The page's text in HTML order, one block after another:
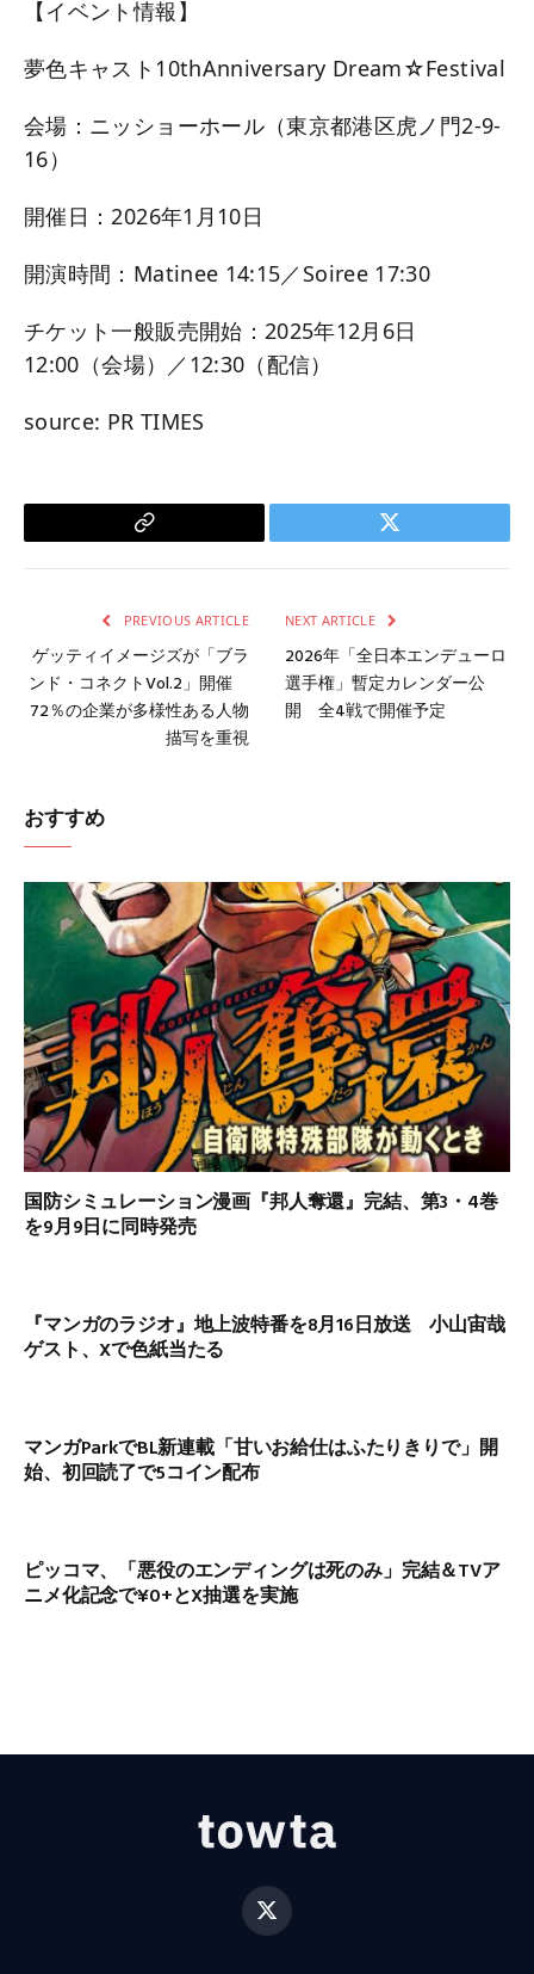
【イベント情報】
夢色キャスト10thAnniversary Dream☆Festival
会場：ニッショーホール（東京都港区虎ノ門2-9-
16）
開催日：2026年1月10日
開演時間：Matinee 14:15／Soiree 17:30
チケット一般販売開始：2025年12月6日
12:00（会場）／12:30（配信）
source: PR TIMES
Copy
Twitter
PREVIOUS ARTICLE
ゲッティイメージズが「ブラ
ンド・コネクトVol.2」開催
72％の企業が多様性ある人物
描写を重視
NEXT ARTICLE
2026年「全日本エンデューロ
選手権」暫定カレンダー公
開 全4戦で開催予定
おすすめ
国防シミュレーション漫画『邦人奪還』完結、第3・4巻
を9月9日に同時発売
『マンガのラジオ』地上波特番を8月16日放送 小山宙哉
ゲスト、Xで色紙当たる
マンガParkでBL新連載「甘いお給仕はふたりきりで」開
始、初回読了で5コイン配布
ピッコマ、「悪役のエンディングは死のみ」完結＆TVア
ニメ化記念で¥0+とX抽選を実施
X
(Twitter)